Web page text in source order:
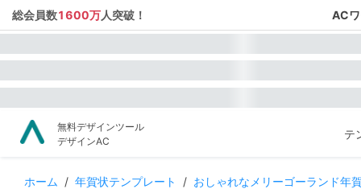
総会員数1600万人突破！ AC
無料デザインツール
デザインAC
テ
ホーム / 年賀状テンプレート / おしゃれなメリーゴーランド年